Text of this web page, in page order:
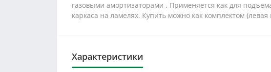
газовыми амортизаторами . Применяется как для
каркаса на ламелях. Купить можно как комплектом
Характеристики